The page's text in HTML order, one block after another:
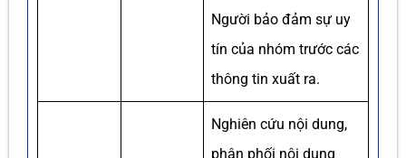
Người bảo đảm sự uy
tín của nhóm trước các
thông tin xuất ra.
Nghiên cứu nội dung,
phân phối nội dung